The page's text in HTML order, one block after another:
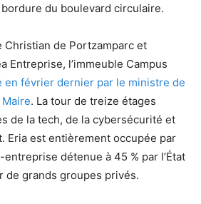
du boulevard circulaire.
Christian de Portzamparc et
Entreprise, l’immeuble Campus
en février dernier par le ministre de
Maire. La tour de treize étages
de la tech, de la cybersécurité et
Eria est entièrement occupée par
détenue à 45 % par l’État
de grands groupes privés.